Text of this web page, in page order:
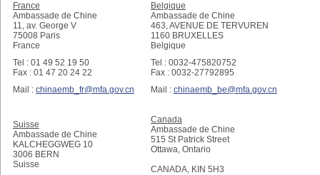
France
Ambassade de Chine
11, av. George V
75008 Paris
France
Tel : 01 49 52 19 50
Fax : 01 47 20 24 22
Mail : chinaemb_fr@mfa.gov.cn
Belgique
Ambassade de Chine
463, AVENUE DE TERVUREN
1160 BRUXELLES
Belgique
Tel : 0032-475820752
Fax : 0032-27792895
Mail : chinaemb_be@mfa.gov.cn
Suisse
Ambassade de Chine
KALCHEGGWEG 10
3006 BERN
Suisse
Canada
Ambassade de Chine
515 St Patrick Street
Ottawa, Ontario
CANADA, KIN 5H3